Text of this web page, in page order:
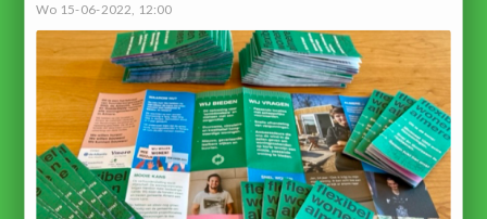
Wo 15-06-2022, 12:00